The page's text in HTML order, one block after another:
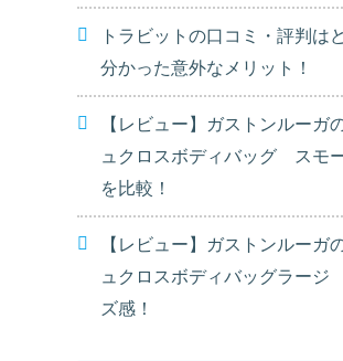
トラビットの口コミ・評判は
分かった意外なメリット！
【レビュー】ガストンルーガ
ュクロスボディバッグ スモ
を比較！
【レビュー】ガストンルーガ
ュクロスボディバッグラージ
ズ感！